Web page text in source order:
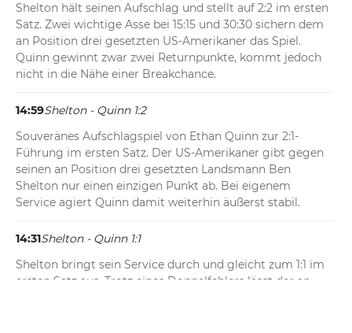
Shelton hält seinen Aufschlag und stellt auf 2:2 im ersten
Satz. Zwei wichtige Asse bei 15:15 und 30:30 sichern dem
an Position drei gesetzten US-Amerikaner das Spiel.
Quinn gewinnt zwar zwei Returnpunkte, kommt jedoch
nicht in die Nähe einer Breakchance.
14:59Shelton - Quinn 1:2
Souveränes Aufschlagspiel von Ethan Quinn zur 2:1-
Führung im ersten Satz. Der US-Amerikaner gibt gegen
seinen an Position drei gesetzten Landsmann Ben
Shelton nur einen einzigen Punkt ab. Bei eigenem
Service agiert Quinn damit weiterhin äußerst stabil.
14:31Shelton - Quinn 1:1
Shelton bringt sein Service durch und gleicht zum 1:1 im
ersten Satz aus. Trotz eines Doppelfehlers lässt der an